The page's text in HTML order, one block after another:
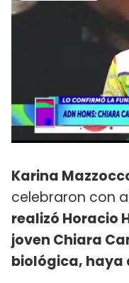
Karina
celebraron con
realizó Horacio
joven Chiara
biológica, haya